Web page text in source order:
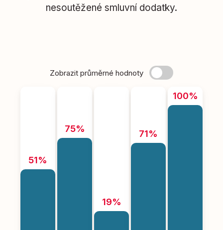
nesoutěžené smluvní dodatky.
Zobrazit průměrné hodnoty
51%
75%
19%
71%
100%